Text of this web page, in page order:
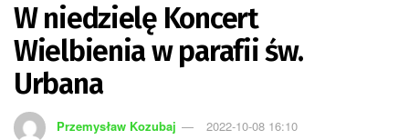
W niedzielę Koncert
Wielbienia w parafii św.
Urbana
Przemysław Kozubaj 2022-10-08 16:10